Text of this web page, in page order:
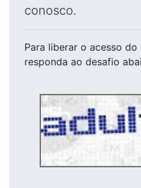
conosco.
Para liberar o acesso do
responda ao desafio